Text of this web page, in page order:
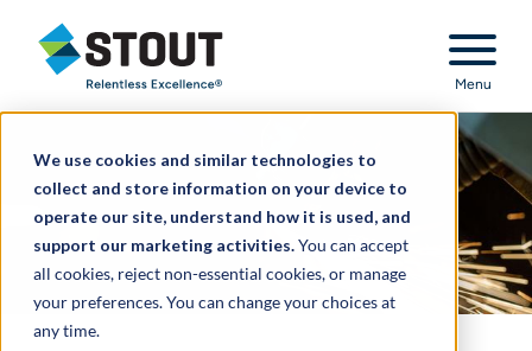
We use cookies and similar technologies to
collect and store information on your device to
operate our site, understand how it is used, and
support our marketing activities.You can accept
all cookies, reject non-essential cookies, or manage
your preferences. You can change your choices at
any time.
Stout Relentless Excellence
Menu